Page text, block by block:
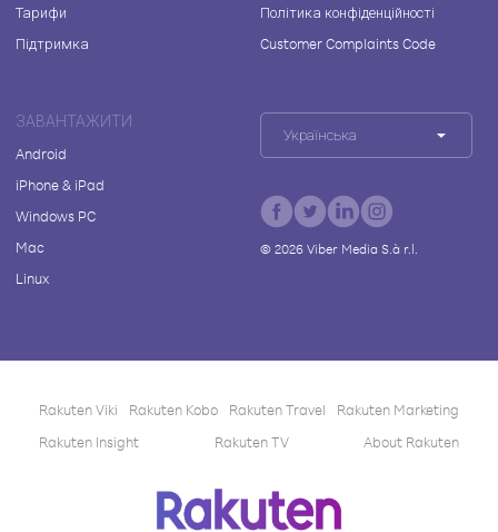
Тарифи
Підтримка
Політика конфіденційності
Customer Complaints Code
ЗАВАНТАЖИТИ
Android
iPhone & iPad
Windows PC
Mac
Linux
Українська
© 2026Viber Media S.à r.l.
Rakuten Viki Rakuten Kobo Rakuten Travel
Rakuten Marketing
Rakuten Insight
Rakuten TV About Rakuten